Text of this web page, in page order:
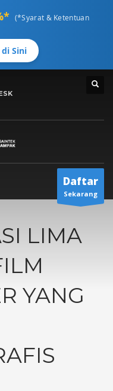
(*Syarat & Ketentuan
Sini
email ke:
Daftar
Sekarang
LIMA
YANG